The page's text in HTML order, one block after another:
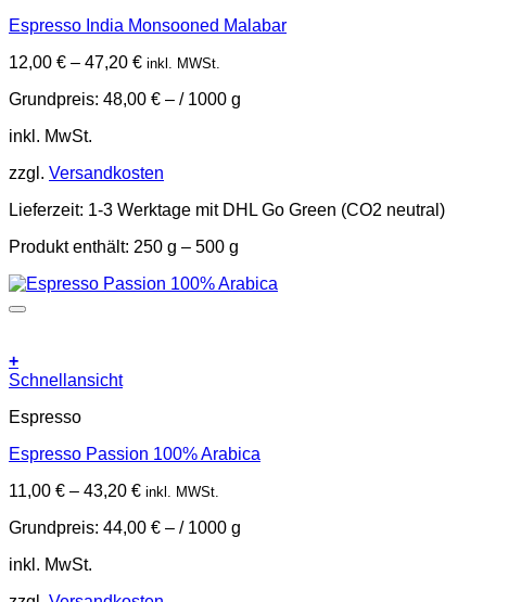
Varianten
Die
können
auf
der
Produktseite
gewählt
werden
Espresso India Monsooned Malabar
12,00 € – 47,20 € inkl. MWSt.
Grundpreis: 48,00 € – / 1000 g
inkl. MwSt.
zzgl. Versandkosten
Lieferzeit: 1-3 Werktage mit DHL Go Green (CO2 neutral)
Produkt enthält: 250 g – 500 g
+
Dieses
weist
Varianten
Die
können
auf
der
Produktseite
Schnellansicht
Espresso
Espresso Passion 100% Arabica
11,00 € – 43,20 € inkl. MWSt.
Grundpreis: 44,00 € – / 1000 g
inkl. MwSt.